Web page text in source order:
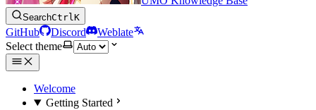
SearchCtrlK
GitHub Discord
Weblate
Select theme
Welcome
Getting Started